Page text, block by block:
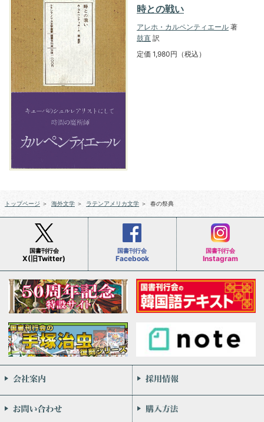
時との戦い
アレホ・カルペンティエール 著
鼓直 訳
定価 1,980円（税込）
トップページ ＞ 海外文学 ＞ ラテンアメリカ文学 ＞ 春の祭典
国書刊行会
X(旧Twitter)
国書刊行会
Facebook
国書刊行会
Instagram
会社案内
お問い合わせ